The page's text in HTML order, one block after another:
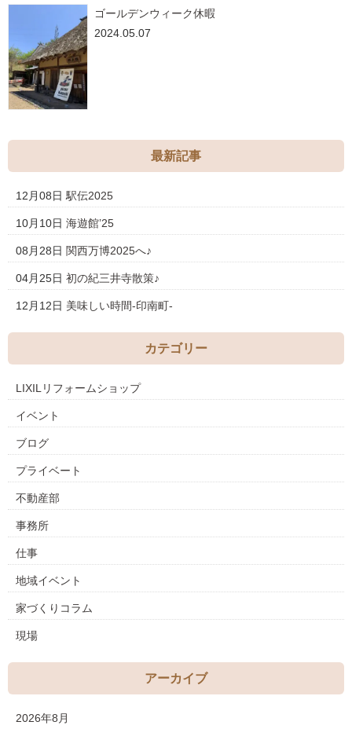
ゴールデンウィーク休暇
2024.05.07
最新記事
12月08日 駅伝2025
10月10日 海遊館’25
08月28日 関西万博2025へ♪
04月25日 初の紀三井寺散策♪
12月12日 美味しい時間-印南町-
カテゴリー
LIXILリフォームショップ
イベント
ブログ
プライベート
不動産部
事務所
仕事
地域イベント
家づくりコラム
現場
アーカイブ
2026年8月